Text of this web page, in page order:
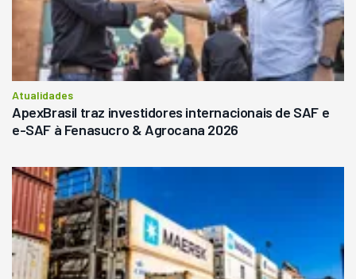
Atualidades
ApexBrasil traz investidores internacionais de SAF e
e-SAF à Fenasucro & Agrocana 2026